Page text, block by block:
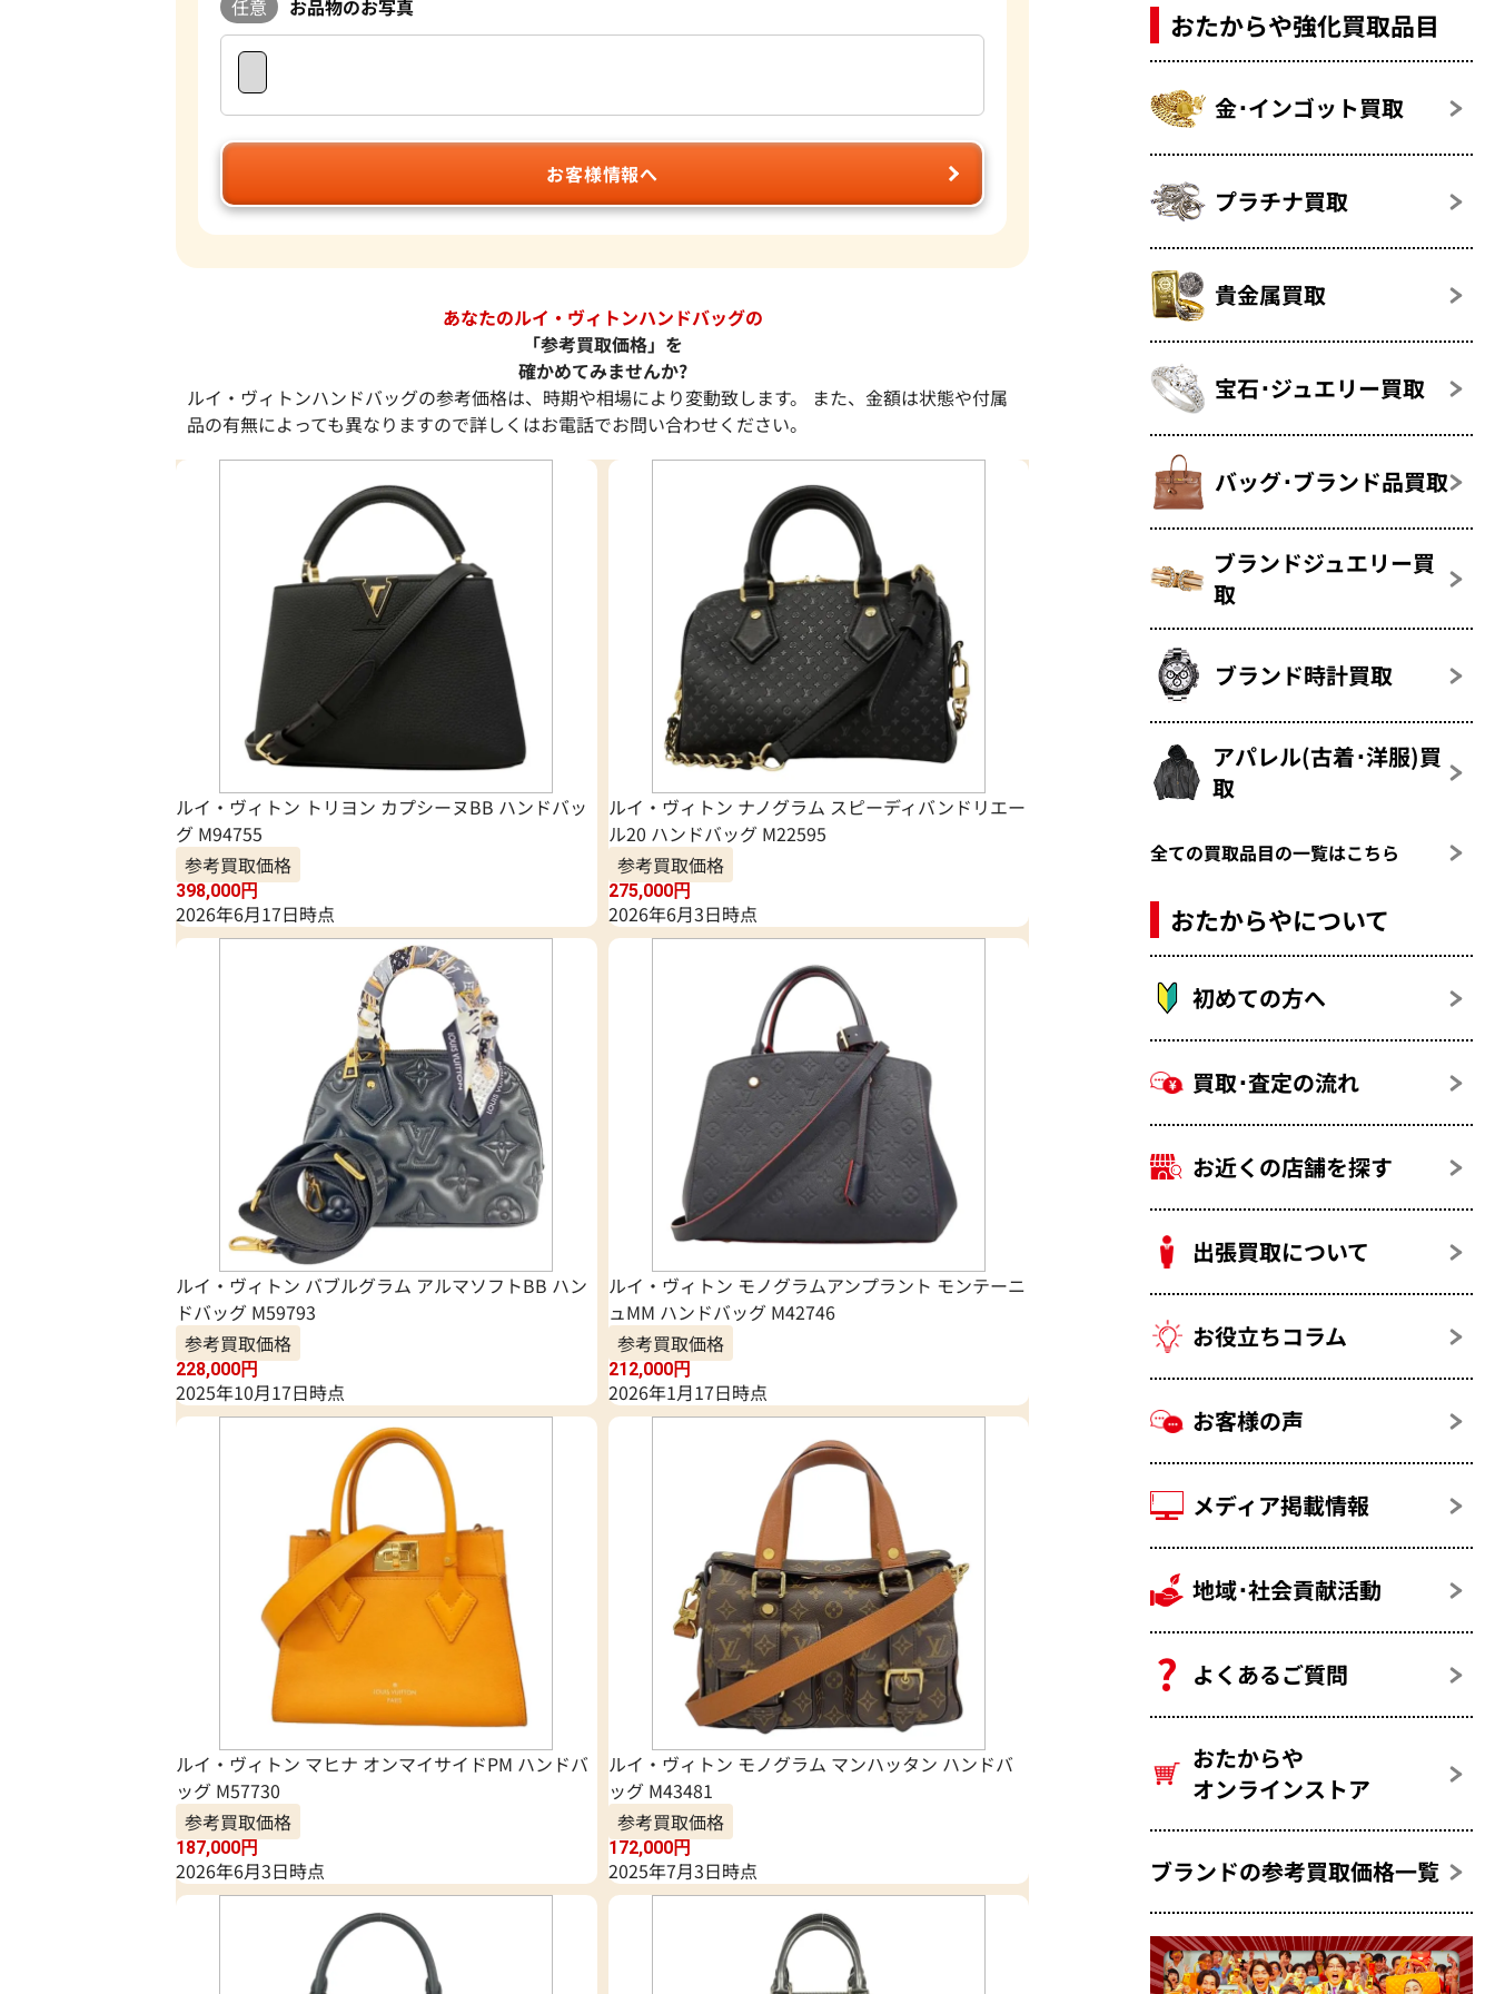
任意 お品物のお写真
お客様情報へ
あなたのルイ・ヴィトンハンドバッグの
「参考買取価格」を
確かめてみませんか?
ルイ・ヴィトンハンドバッグの参考価格は、時期や相場により変動致します。 また、金額は状態や付属
品の有無によっても異なりますので詳しくはお電話でお問い合わせください。
ルイ・ヴィトン トリヨン カプシーヌBB ハンドバッ
グ M94755
参考買取価格
398,000円
2026年6月17日時点
ルイ・ヴィトン ナノグラム スピーディバンドリエー
ル20 ハンドバッグ M22595
参考買取価格
275,000円
2026年6月3日時点
ルイ・ヴィトン バブルグラム アルマソフトBB ハン
ドバッグ M59793
参考買取価格
228,000円
2025年10月17日時点
ルイ・ヴィトン モノグラムアンプラント モンテーニ
ュMM ハンドバッグ M42746
参考買取価格
212,000円
2026年1月17日時点
ルイ・ヴィトン マヒナ オンマイサイドPM ハンドバ
ッグ M57730
参考買取価格
187,000円
2026年6月3日時点
ルイ・ヴィトン モノグラム マンハッタン ハンドバ
ッグ M43481
参考買取価格
172,000円
2025年7月3日時点
おたからや強化買取品目
金･インゴット買取
プラチナ買取
貴金属買取
宝石･ジュエリー買取
バッグ･ブランド品買取
ブランドジュエリー買
取
ブランド時計買取
アパレル(古着･洋服)買
取
全ての買取品目の一覧はこちら
おたからやについて
初めての方へ
買取･査定の流れ
お近くの店舗を探す
出張買取について
お役立ちコラム
お客様の声
メディア掲載情報
地域･社会貢献活動
よくあるご質問
おたからや
オンラインストア
ブランドの参考買取価格一覧